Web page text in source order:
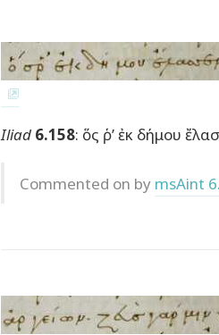
Iliad 6.158: ὅς ῥ’ ἐκ δήμου
Commented on by msAint